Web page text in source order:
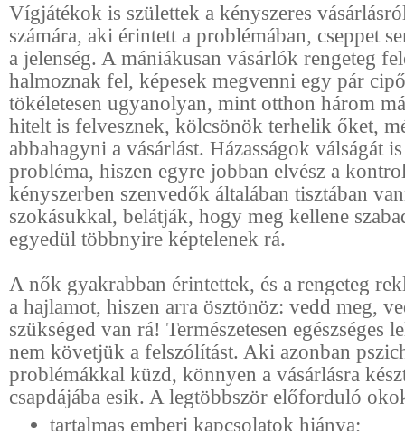
Vígjátékok is születtek a kényszeres
számára, aki érintett a problémában, cseppet
a jelenség. A mániákusan vásárlók rengeteg
halmoznak fel, képesek megvenni egy pár
tökéletesen ugyanolyan, mint otthon három
hitelt is felvesznek, kölcsönök terhelik őket,
abbahagyni a vásárlást. Házasságok válságát
probléma, hiszen egyre jobban elvész a
kényszerben szenvedők általában tisztában
szokásukkal, belátják, hogy meg kellene
egyedül többnyire képtelenek rá.
A nők gyakrabban érintettek, és a rengeteg
a hajlamot, hiszen arra ösztönöz: vedd meg,
szükséged van rá! Természetesen egészséges
nem követjük a felszólítást. Aki azonban
problémákkal küzd, könnyen a vásárlásra
csapdájába esik. A legtöbbször előforduló
tartalmas emberi kapcsolatok hiánya;